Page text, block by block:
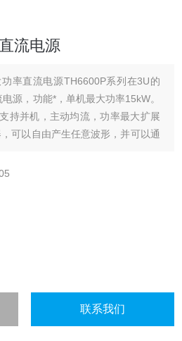
流电源
率直流电源TH6600P系列在3U的
源，功能*，单机最大功率15kW。
持并机，主动均流，功率最大扩展
可以自由产生任意波形，并可以通
联系我们